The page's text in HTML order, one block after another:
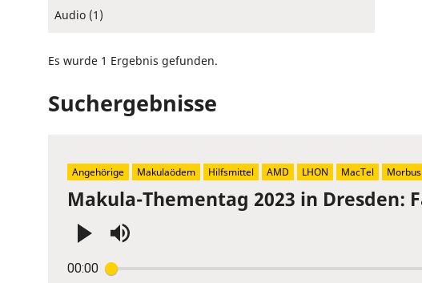
Audio (1)
Es wurde 1 Ergebnis gefunden.
Suchergebnisse
Makula-Thementag 2023 in Dresden:
00:00
Enter
Angehörige Makulaödem Hilfsmittel AMD LHON MacTel